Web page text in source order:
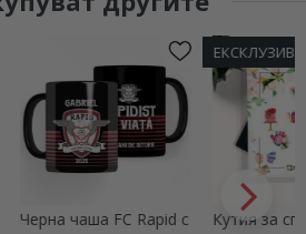
Черна чаша FC Rapid с
Кутия за